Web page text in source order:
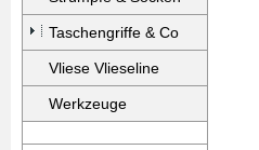
Taschengriffe & Co
Vliese Vlieseline
Werkzeuge